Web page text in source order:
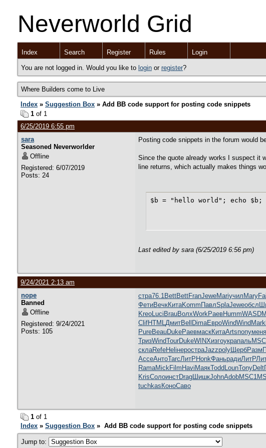
Neverworld Grid
Index Search Register Rules Login
You are not logged in. Would you like to login or register?
Where Builders come to Live
Index » Suggestion Box » Add BB code support for posting code snippets
1 of 1
6/25/2019 6:55 pm
sara
Seasoned Neverworlder
Offline
Registered: 6/07/2019
Posts: 24
Posting code snippets in the forum would
Since the quote already works I suspect it
line returns, which actually makes things
$b = "hello world"; echo $b;
Last edited by sara (6/25/2019 6:56 pm)
9/24/2021 2:13 am
nope
Banned
Offline
Registered: 9/24/2021
Posts: 105
стра76.1 BettBettFranJeweMariучилMary
ФетиВечкКитаKommПавлSplaJeweобсл
KreoLuciBrauВолхWorkРаевHummWASD
ClifHTML ДмитBellDimaЕвроWindWindMark
PureBeauDukeРаевмаскКитаArtsпопуменя
ТризWindTourDukeWINXизгоукрапаль
склаRefeHeliнеростраJazzpolyЩербРазм
AcceАнтоTarcЛитРHonkФаньрадиЛитР
RamaMickFilmHaviМаякToddLounTonyDelt
KrisСолоинстDragШишкJohnAdobMSC1
tuchkasКоноСаво
1 of 1
Index » Suggestion Box » Add BB code support for posting code snippets
Jump to: